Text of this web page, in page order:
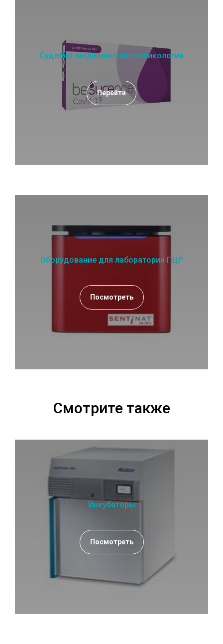
Судебно-медицинская токсикология
Перейти
Оборудование для лаборатории ПЦР
Посмотреть
Смотрите также
Инкубаторы
Посмотреть